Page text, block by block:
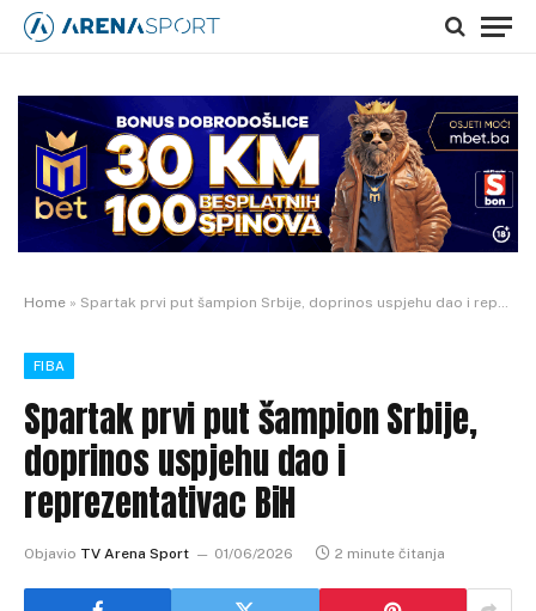
Home » Spartak prvi put šampion Srbije, doprinos uspjehu dao i reprezentativac BiH
FIBA
Spartak prvi put šampion Srbije,
doprinos uspjehu dao i
reprezentativac BiH
Objavio TV Arena Sport 01/06/2026 2 minute čitanja